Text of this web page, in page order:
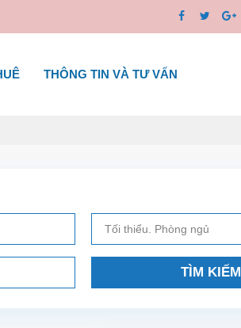
THÔNG TIN VÀ TƯ VẤN
TÌM KIẾM